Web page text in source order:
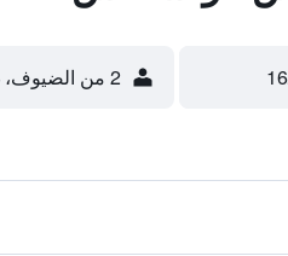
2 من الضيوف، غرفة واحدة